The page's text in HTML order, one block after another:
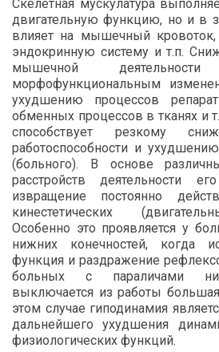
Скелетная мускулатура
двигательную функцию, но и в
влияет на мышечный кровоток,
эндокринную систему и т.п.
мышечной
морфофункциональным
ухудшению процессов
обменных процессов в тканях и
способствует резкому
работоспособности и
(больного). В основе
расстройств деятельности
извращение постоянно
кинестетических
Особенно это проявляется у
нижних конечностей, когда
функция и раздражение
больных с параличами
выключается из работы
этом случае гиподинамия
дальнейшего ухудшения
физиологических функций.